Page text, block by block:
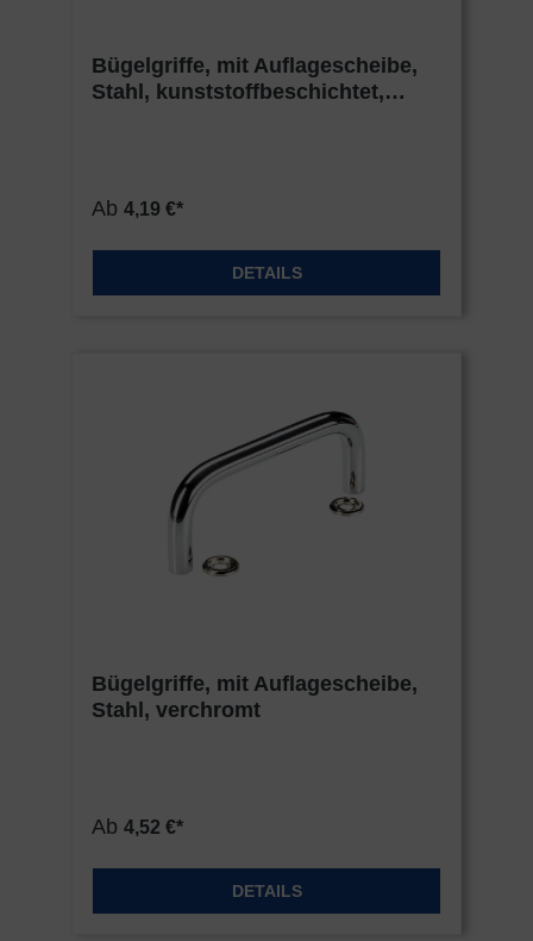
Bügelgriffe, mit Auflagescheibe,
Stahl, kunststoffbeschichtet,
Ab 4,19 €*
DETAILS
Bügelgriffe, mit Auflagescheibe,
Stahl, verchromt
Ab 4,52 €*
DETAILS